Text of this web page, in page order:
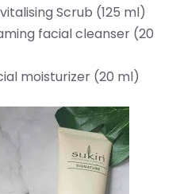
Scrub (125 ml)
facial cleanser (20
moisturizer (20 ml)